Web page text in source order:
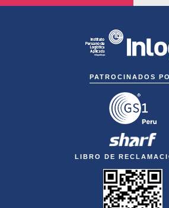
PATROCINADOS
LIBRO DE